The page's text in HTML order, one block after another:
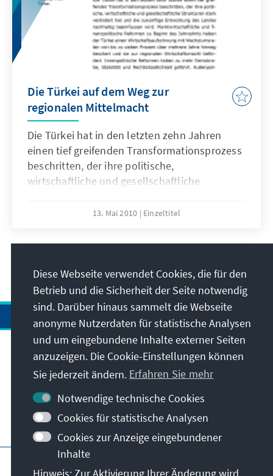
Die Türkei auf dem Weg zur
regionalen Mittelmacht
Die Türkei hat in den letzten zehn Jahren
einen tief greifenden Transformationsprozess
beschritten, der ihre politische,
wirtschaftliche und gesellschaftliche
zukünftige Entwicklung des Landes
Marktwirtschaftliche und finanzpolitische
der Türkei einen Wirtschaftsaufschwung
beschert und sie zur regionalen
Wirtschaftsmacht befördert. Innenpolitische
Reformen haben zu mehr Demokratie,
Stabilität und Rechtsstaatlichkeit geführt.
13. Mai 2010 Einzeltitel
Anschrift
Kontakt
Besuchen Sie auch
Hauptseite der KAS
Diese Webseite verwendet Cookies, die für den
Betrieb und die Sicherheit der Seite notwendig
sind. Darüber hinaus sammelt die Webseite
anonyme Nutzerdaten für statistische Analysen
und um eingebundene Inhalte externer Seiten
anzuzeigen. Die Cookie-Einstellungen können
Sie jederzeit ändern. Erfahren Sie mehr
Notwendige technische Cookies
Cookies für statistische Analysen
Cookies zur Anzeige eingebundener
Inhalte